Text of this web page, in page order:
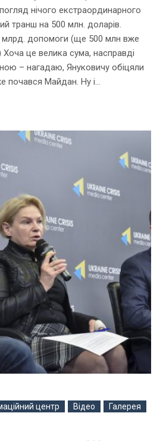
нічого екстраординарного
транш на 500 млн. доларів.
млрд. допомоги (ще 500 млн вже
Хоча це велика сума, насправді
– нагадаю, Януковичу обіцяли
почався Майдан. Ну і...
центр Відео
Галерея